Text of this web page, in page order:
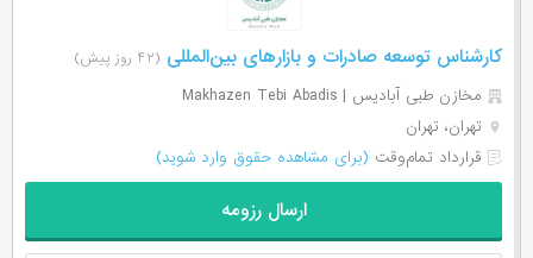
کارشناس توسعه صادرات و بازارهای بین‌المللی (۴۲ روز پیش)
مخازن طبی آبادیس | Makhazen Tebi Abadis
تهران، تهران
قرارداد تمام‌وقت (برای مشاهده حقوق وارد شوید)
ارسال رزومه